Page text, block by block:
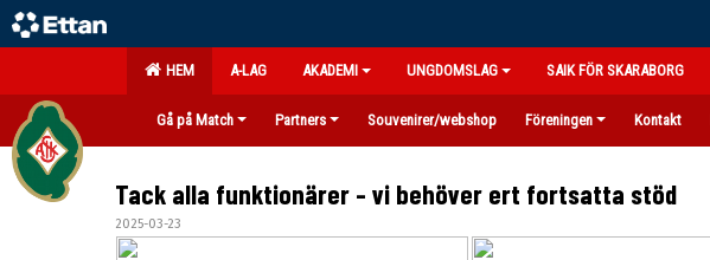
HEM A-LAG AKADEMI UNGDOMSLAG SAIK FÖR SKARABORG
Gå på Match Partners Souvenirer/webshop Föreningen Kontakt
Tack alla funktionärer - vi behöver ert fortsatta stöd
2025-03-23